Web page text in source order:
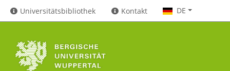
Universitätsbibliothek Kontakt DE